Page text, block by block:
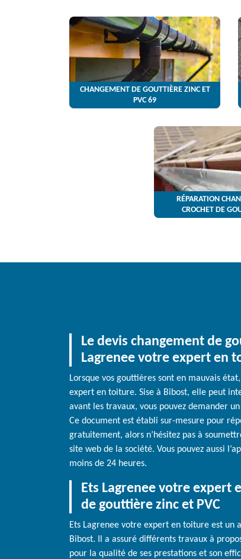
CHANGEMENT DE GOUTTIÈRE ZINC ET
PVC 69
RÉPARATION
CROCHET DE
Le devis changement de
Lagrenee votre expert en
Lorsque vos gouttières sont en mauvais
expert en toiture. Sise à Bibost, elle peut
avant les travaux, vous pouvez demander
Ce document est établi sur-mesure pour
gratuitement, alors n’hésitez pas à
site web de la société. Vous pouvez aussi
moins de 24 heures.
Ets Lagrenee votre expert
de gouttière zinc et PVC
Ets Lagrenee votre expert en toiture est un
Bibost. Il a assuré différents travaux à
pour la qualité de ses prestations et son